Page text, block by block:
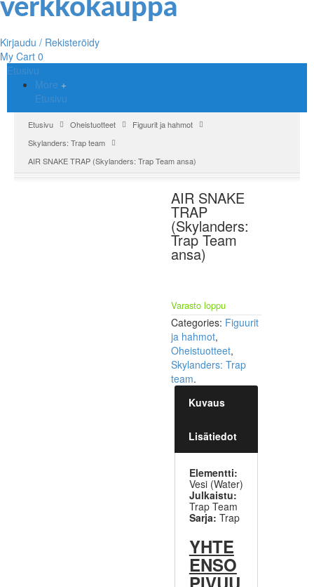
Kirjaudu / Rekisteröidy
My Cart 0
Etusivu
More
Etusivu
Etusivu Oheistuotteet
Figuurit ja hahmot
Skylanders: Trap team
AIR SNAKE TRAP (Skylanders: Trap Team ansa)
AIR SNAKE
TRAP
(Skylanders:
Trap Team
ansa)
Varasto loppu
Categories: Figuurit
ja hahmot,
Oheistuotteet,
Skylanders: Trap
team.
Kuvaus
Lisätiedot
Elementti:
Vesi (Water)
Julkaistu:
Trap Team
Sarja: Trap
YHTE
ENSO